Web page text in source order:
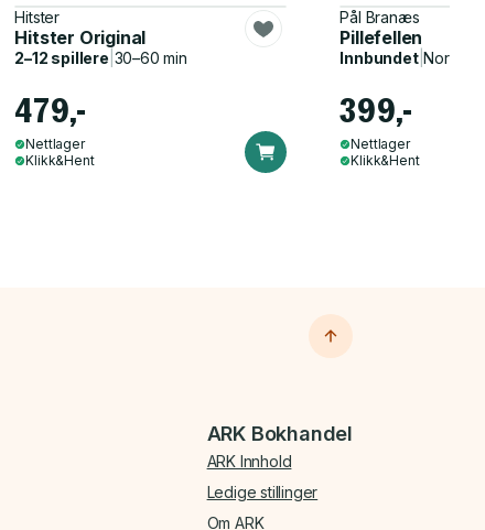
Hitster
Hitster Original
2–12 spillere 30–60 min
479,-
Nettlager
Klikk&Hent
Pål Branæs
Pillefellen
Innbundet|Norsk,
399,-
Nettlager
Klikk&Hent
ARK Bokhandel
ARK Innhold
Ledige stillinger
Om ARK